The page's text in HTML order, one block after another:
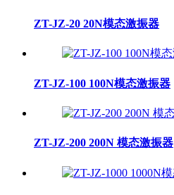
ZT-JZ-20 20N模态激振器
ZT-JZ-100 100N模态激振器
ZT-JZ-200 200N 模态激振器